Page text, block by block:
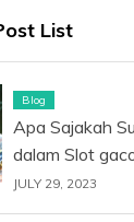
List
Blog
Apa Sajakah
dalam Slot
JULY 29, 2023